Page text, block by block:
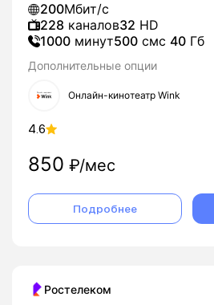
200Мбит/с
228 каналов32 HD
1000 минут500 смс 40 Гб
Дополнительные опции
Онлайн-кинотеатр Wink
4.6
850 ₽/мес
Подробнее
Ростелеком